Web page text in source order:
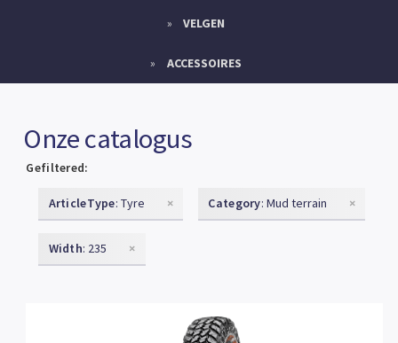
VELGEN
ACCESSOIRES
Onze catalogus
Gefiltered:
ArticleType: Tyre × Category: Mud terrain ×
Width: 235 ×